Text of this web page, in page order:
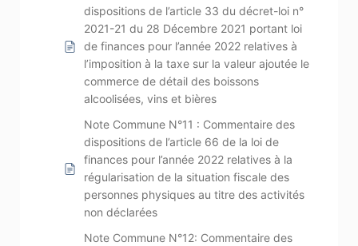
dispositions de l’article 33 du décret-loi n°
2021-21 du 28 Décembre 2021 portant loi
de finances pour l’année 2022 relatives à
l’imposition à la taxe sur la valeur ajoutée le
commerce de détail des boissons
alcoolisées, vins et bières
Note Commune N°11 : Commentaire des
dispositions de l’article 66 de la loi de
finances pour l’année 2022 relatives à la
régularisation de la situation fiscale des
personnes physiques au titre des activités
non déclarées
Note Commune N°12: Commentaire des